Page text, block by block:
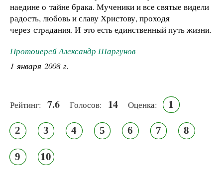
наедине о тайне брака. Мученики и все святые видели
радость, любовь и славу Христову, проходя
через страдания. И это есть единственный путь жизни.
Протоиерей Александр Шаргунов
1 января 2008 г.
Рейтинг: 7.6 Голосов: 14 Оценка: 1
2 3 4 5 6 7 8
9 10